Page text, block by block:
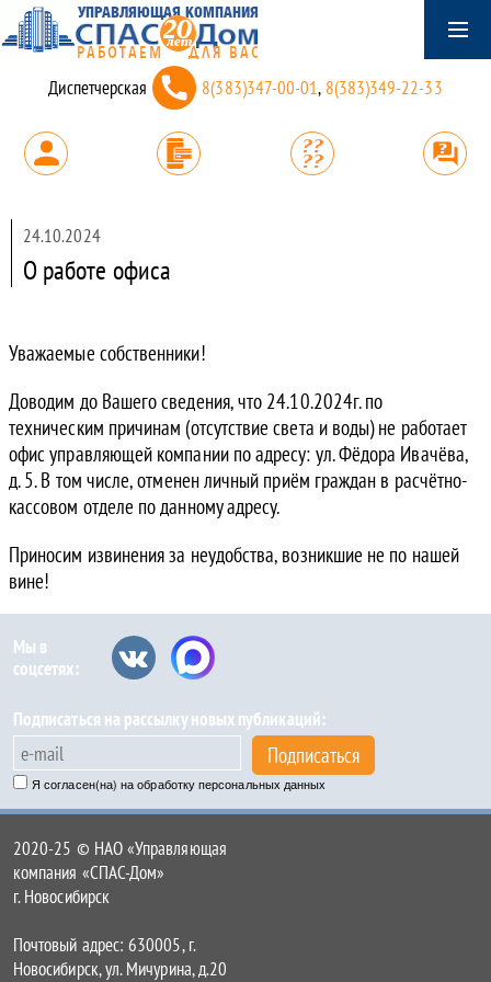
Диспетчерская 8(383)347-00-01, 8(383)349-22-33
24.10.2024
О работе офиса
Уважаемые собственники!
Доводим до Вашего сведения, что 24.10.2024г. по
техническим причинам (отсутствие света и воды) не работает
офис управляющей компании по адресу: ул. Фёдора Ивачёва,
д. 5. В том числе, отменен личный приём граждан в расчётно-
кассовом отделе по данному адресу.
Приносим извинения за неудобства, возникшие не по нашей
вине!
Мы в
соцсетях:
Подписаться на рассылку новых публикаций:
Подписаться
Я согласен(на) на обработку персональных данных
2020-25 © НАО «Управляющая
компания «СПАС-Дом»
г. Новосибирск
Почтовый адрес: 630005, г.
Новосибирск, ул. Мичурина, д.20